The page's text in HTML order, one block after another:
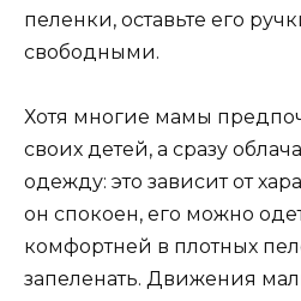
пеленки, оставьте его
свободными.
Хотя многие мамы
своих детей, а сразу
одежду: это зависит от
он спокоен, его можно
комфортней в плотных
запеленать. Движения